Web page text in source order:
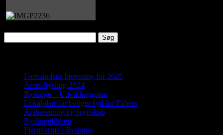
efter:
Formandens beretning for 2025
Årets Rysling 2024
Ryslinge – Udviklingsplan
Lokalplan for boliger syd for Fabers
Årsberetning og regnskab
Ryslingefilmen
Fjernvarme i Ryslinge